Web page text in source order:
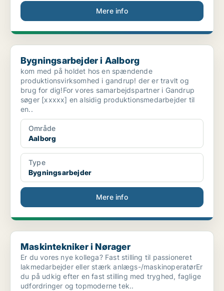
Mere info
Bygningsarbejder i Aalborg
Bygningsarbejder i Aalborg
kom med på holdet hos en spændende
produktionsvirksomhed i gandrup! der er travlt og
brug for dig!For vores samarbejdspartner i Gandrup
søger [xxxxx] en alsidig produktionsmedarbejder til
en..
Område
Aalborg
Type
Bygningsarbejder
Mere info
Maskintekniker i Nørager
Maskintekniker i Nørager
Er du vores nye kollega? Fast stilling til passioneret
lakmedarbejder eller stærk anlægs-/maskinoperatørEr
du på udkig efter en fast stilling med tryghed, faglige
udfordringer og topmoderne tek..